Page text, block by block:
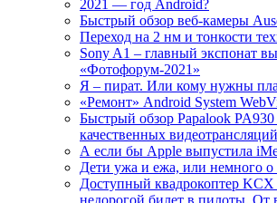
2021 — год Android?
Быстрый обзор веб-камеры
Переход на 2 нм и тонкости
Sony A1 – главный экспонат
«Фотофорум-2021»
Я – пират. Или кому нужны
«Ремонт» Android System
Быстрый обзор Papalook PA930
качественных видеотрансляций
А если бы Apple выпустила
Дети ужа и ежа, или немного о
Доступный квадрокоптер